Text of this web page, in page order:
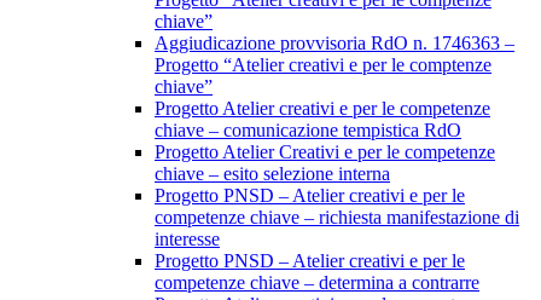
chiave”
Aggiudicazione provvisoria RdO n. 1746363 –
Progetto “Atelier creativi e per le comptenze
chiave”
Progetto Atelier creativi e per le competenze
chiave – comunicazione tempistica RdO
Progetto Atelier Creativi e per le competenze
chiave – esito selezione interna
Progetto PNSD – Atelier creativi e per le
competenze chiave – richiesta manifestazione di
interesse
Progetto PNSD – Atelier creativi e per le
competenze chiave – determina a contrarre